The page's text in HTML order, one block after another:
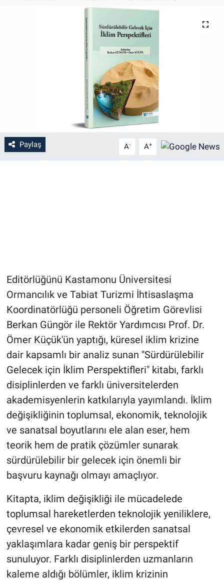
Paylaş A- A+
Editörlüğünü Kastamonu Üniversitesi
Ormancılık ve Tabiat Turizmi İhtisaslaşma
Koordinatörlüğü personeli Öğretim Görevlisi
Berkan Güngör ile Rektör Yardımcısı Prof. Dr.
Ömer Küçük'ün yaptığı, küresel iklim krizine
dair kapsamlı bir analiz sunan "Sürdürülebilir
Gelecek için İklim Perspektifleri" kitabı, farklı
disiplinlerden ve farklı üniversitelerden
akademisyenlerin katkılarıyla yayımlandı. İklim
değişikliğinin toplumsal, ekonomik, teknolojik
ve sanatsal boyutlarını ele alan eser, hem
teorik hem de pratik çözümler sunarak
sürdürülebilir bir gelecek için önemli bir
başvuru kaynağı olmayı amaçlıyor.
Kitapta, iklim değişikliği ile mücadelede
toplumsal hareketlerden teknolojik yeniliklere,
çevresel ve ekonomik etkilerden sanatsal
yaklaşımlara kadar geniş bir perspektif
sunuluyor. Farklı disiplinlerden uzmanların
kaleme aldığı bölümler, iklim krizinin